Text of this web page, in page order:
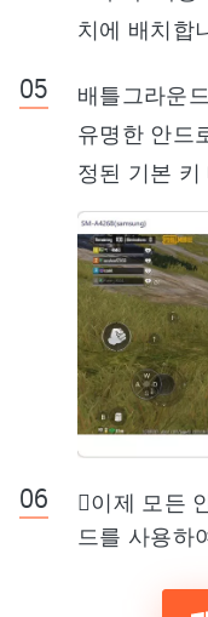
치에 배치합
배틀그라운
유명한 안드
정된 기본 키
이제 모든
드를 사용하